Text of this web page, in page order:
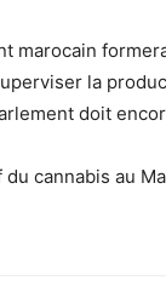
marocain
la
doit
du cannabis au